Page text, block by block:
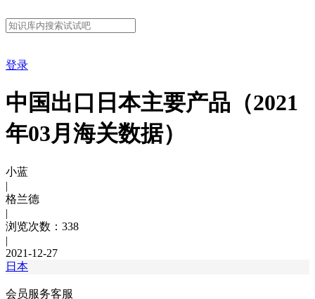
登录
中国出口日本主要产品（2021
年03月海关数据）
小蓝
|
格兰德
|
浏览次数：338
|
2021-12-27
日本
会员服务客服